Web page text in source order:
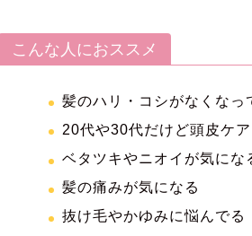
こんな人におススメ
髪のハリ・コシがなくなっ
20代や30代だけど頭皮ケ
ベタツキやニオイが気にな
髪の痛みが気になる
抜け毛やかゆみに悩んでる